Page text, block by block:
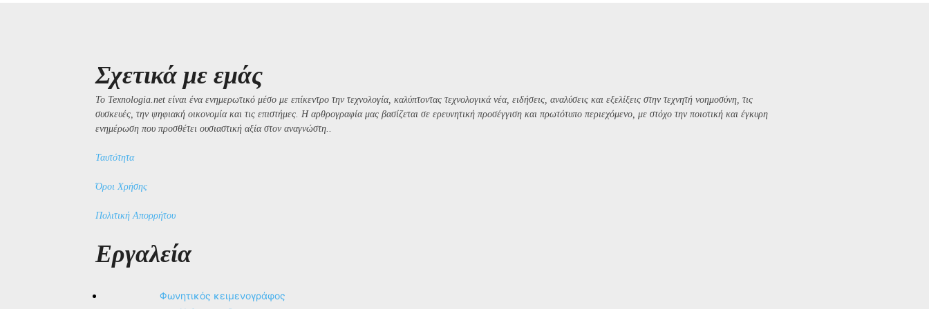
Σχετικά με εμάς
Το Texnologia.net είναι ένα ενημερωτικό μέσο με επίκεντρο την τεχνολογία, καλύπτοντας τεχνολογικά νέα, ειδήσεις, αναλύσεις και εξελίξεις στην τεχνητή νοημοσύνη, τις
συσκευές, την ψηφιακή οικονομία και τις επιστήμες. Η αρθρογραφία μας βασίζεται σε ερευνητική προσέγγιση και πρωτότυπο περιεχόμενο, με στόχο την ποιοτική και έγκυρη
ενημέρωση που προσθέτει ουσιαστική αξία στον αναγνώστη..
Ταυτότητα
Όροι Χρήσης
Πολιτική Απορρήτου
Εργαλεία
Φωνητικός κειμενογράφος